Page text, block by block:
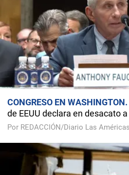
CONGRESO EN WASHINGTON
de EEUU declara en desacato
Por REDACCIÓN/Diario Las Américas